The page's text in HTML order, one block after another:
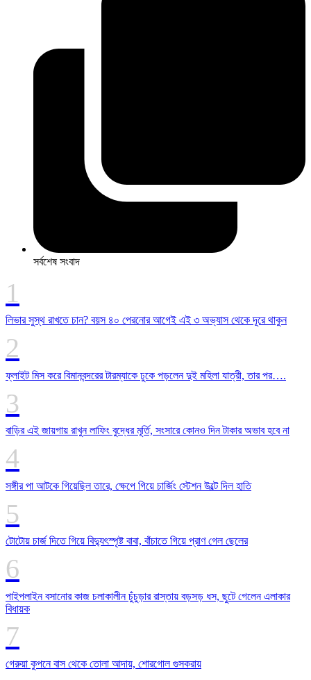
সর্বশেষ সংবাদ
লিভার সুস্থ রাখতে চান? বয়স ৪০ পেরনোর আগেই এই ৩ অভ্যাস থেকে দূরে থাকুন
ফ্লাইট মিস করে বিমানবন্দরের টারম্যাকে ঢুকে পড়লেন দুই মহিলা যাত্রী, তার পর….
বাড়ির এই জায়গায় রাখুন লাফিং বুদ্ধের মূর্তি, সংসারে কোনও দিন টাকার অভাব হবে না
সঙ্গীর পা আটকে গিয়েছিল তারে, ক্ষেপে গিয়ে চার্জিং স্টেশন উল্টে দিল হাতি
টোটোয় চার্জ দিতে গিয়ে বিদ্যুৎস্পৃষ্ট বাবা, বাঁচাতে গিয়ে প্রাণ গেল ছেলের
পাইপলাইন বসানোর কাজ চলাকালীন চুঁচুড়ার রাস্তায় বড়সড় ধস, ছুটে গেলেন এলাকার
বিধায়ক
গেরুয়া কুপনে বাস থেকে তোলা আদায়, শোরগোল গুসকরায়